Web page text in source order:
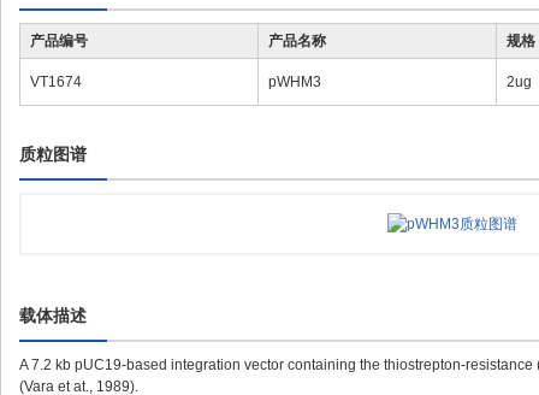
产品编号 产品名称 规格
VT1674 pWHM3 2ug
质粒图谱
载体描述
A 7.2 kb pUC19-based integration vector containing the thiostrepton-
(Vara et at., 1989).